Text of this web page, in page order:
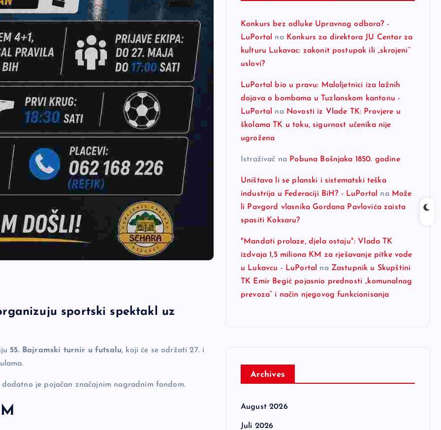
sportski spektakl uz
55. Bajramski turnir u futsalu, koji će se održati 27. i
je pojačan značajnim nagradnim fondom.
Konkurs bez odluke Upravnog odbora? -
LuPortal
na Konkurs za direktora JU Centar za
kulturu Lukavac: zakonit postupak ili „skrojeni“
uslovi?
LuPortal bio u pravu: Maloljetnici iza lažnih
dojava o bombama u Tuzlanskom kantonu -
LuPortal
na Novosti iz Vlade TK: Provjere u
školama TK u toku, sigurnost učenika nije
ugrožena
Istraživač na Pobuna Bošnjaka 1850. godine
Uništava li se planski i sistematski teška
industrija u Federaciji BiH? - LuPortal
na Može
li Pavgord vlasnika Gordana Pavlovića zaista
spasiti Koksaru?
"Mandati prolaze, djela ostaju": Vlada TK
izdvaja 1,5 miliona KM za rješavanje pitke vode
u Lukavcu - LuPortal
na Zastupnik u Skupštini
TK Emir Begić pojasnio prednosti „komunalnog
prevoza“ i način njegovog funkcionisanja
Archives
August 2026
Juli 2026